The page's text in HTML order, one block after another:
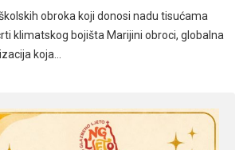
obroka koji donosi nadu tisućama
klimatskog bojišta Marijini obroci, globalna
koja…